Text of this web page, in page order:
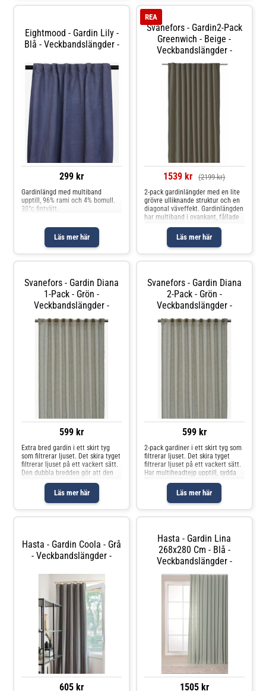
Eightmood - Gardin Lily -
Blå - Veckbandslängder -
299 kr
Läs mer här
Gardinlängd med multiband
upptill, 96% rami och 4% bomull.
30°c fintvätt.
Svanefors - Gardin2-Pack
Greenwich - Beige -
Veckbandslängder -
REA
1539 kr (2199 kr)
Läs mer här
2-pack gardinlängder med en lite
grövre ulliknande struktur och en
diagonal väveffekt. Gardinlängden
har multiband i ovankant, fållade
långsidor och overlocksöm i
nederkant. Använd
snabbfållningsband för att få rätt
längd på gardinen. Måttet på
Svanefors - Gardin Diana
1-Pack - Grön -
Veckbandslängder -
599 kr
Läs mer här
Extra bred gardin i ett skirt tyg
som filtrerar ljuset. Det skira tyget
filtrerar ljuset på ett vackert sätt.
Den dubbla bredden gör att den
Har multiheadtejp upptill, sydda
långsidor och overlocksöm nedtill.
Svanefors - Gardin Diana
2-Pack - Grön -
Veckbandslängder -
599 kr
Läs mer här
2-pack gardiner i ett skirt tyg som
filtrerar ljuset. Det skira tyget
filtrerar ljuset på ett vackert sätt.
Har multiheadtejp upptill, sydda
Använd easy fix-tejpen för att
justera längden. Multiheadtejpen
är en flex
Hasta - Gardin Coola - Grå
- Veckbandslängder -
605 kr
Hasta - Gardin Lina
268x280 Cm - Blå -
Veckbandslängder -
1505 kr